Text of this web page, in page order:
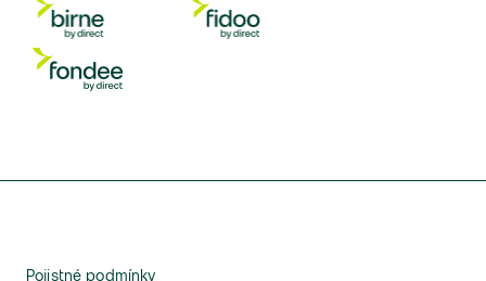
Pojistné podmínky